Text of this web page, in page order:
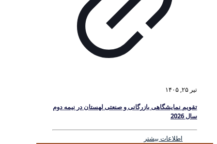
تیر ۲۵, ۱۴۰۵
تقویم نمایشگاهی بازرگانی و صنعتی لهستان در نیمه دوم
سال 2026
اطلاعات بیشتر